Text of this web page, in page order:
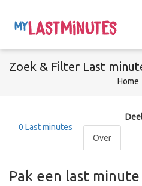
Zoek & Filter Last
Home
0 Last minutes
Over
Pak een last